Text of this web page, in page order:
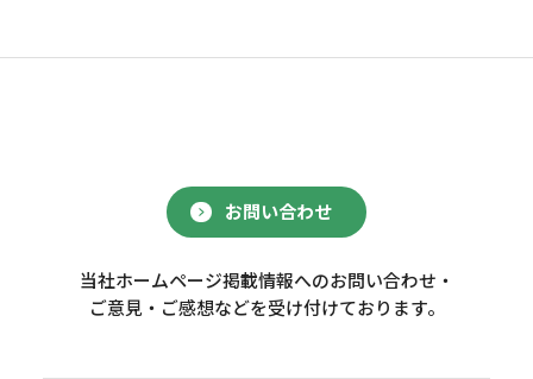
お問い合わせ
当社ホームページ掲載情報へのお問い合わせ・
ご意見・ご感想などを受け付けております。